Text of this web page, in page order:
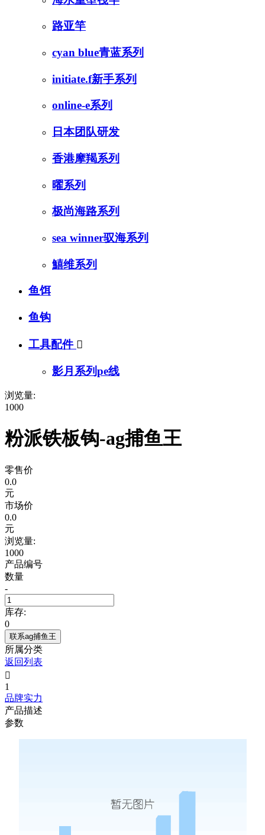
路亚竿
cyan blue青蓝系列
initiate.f新手系列
online-e系列
日本团队研发
香港摩羯系列
曜系列
极尚海路系列
sea winner驭海系列
鱚维系列
鱼饵
鱼钩
工具配件 
影月系列pe线
浏览量:
1000
粉派铁板钩-ag捕鱼王
零售价
0.0
元
市场价
0.0
元
浏览量:
1000
产品编号
数量
-
库存:
0
联系ag捕鱼王
所属分类
返回列表

1
品牌实力
产品描述
参数